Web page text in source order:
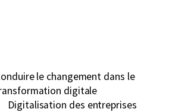
le changement dans le
digitale
Digitalisation des entreprises